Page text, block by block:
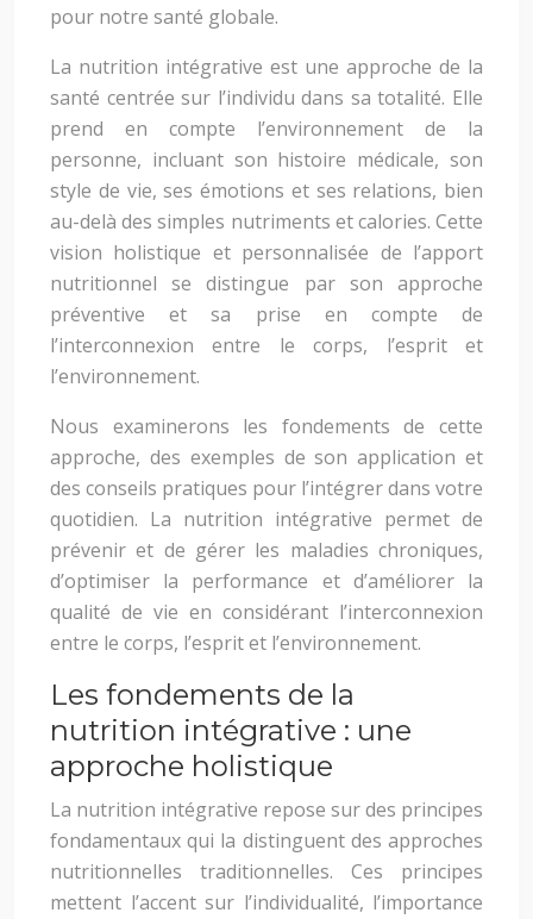
pour notre santé globale.
La nutrition intégrative est une approche de la
santé centrée sur l’individu dans sa totalité. Elle
prend en compte l’environnement de la
personne, incluant son histoire médicale, son
style de vie, ses émotions et ses relations, bien
au-delà des simples nutriments et calories. Cette
vision holistique et personnalisée de l’apport
nutritionnel se distingue par son approche
préventive et sa prise en compte de
l’interconnexion entre le corps, l’esprit et
l’environnement.
Nous examinerons les fondements de cette
approche, des exemples de son application et
des conseils pratiques pour l’intégrer dans votre
quotidien. La nutrition intégrative permet de
prévenir et de gérer les maladies chroniques,
d’optimiser la performance et d’améliorer la
qualité de vie en considérant l’interconnexion
entre le corps, l’esprit et l’environnement.
Les fondements de la
nutrition intégrative : une
approche holistique
La nutrition intégrative repose sur des principes
fondamentaux qui la distinguent des approches
nutritionnelles traditionnelles. Ces principes
mettent l’accent sur l’individualité, l’importance